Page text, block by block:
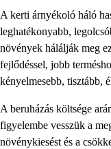
A kerti árnyékoló háló
leghatékonyabb,
növények hálálják meg
fejlődéssel, jobb
kényelmesebb, tisztább,
A beruházás költsége
figyelembe vesszük a
növénykiesést és a